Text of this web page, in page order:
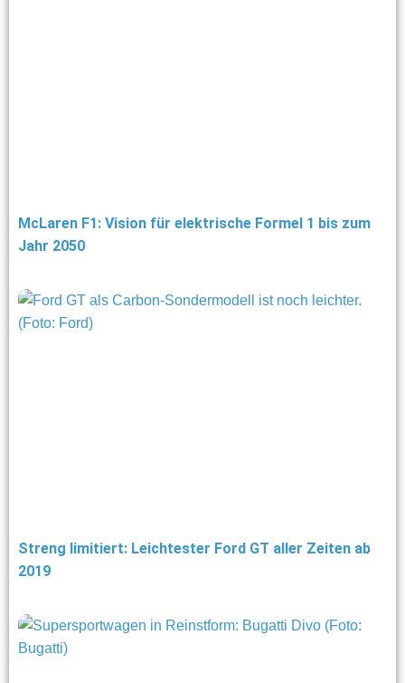
McLaren F1: Vision für elektrische Formel 1 bis zum
Jahr 2050
Streng limitiert: Leichtester Ford GT aller Zeiten ab
2019